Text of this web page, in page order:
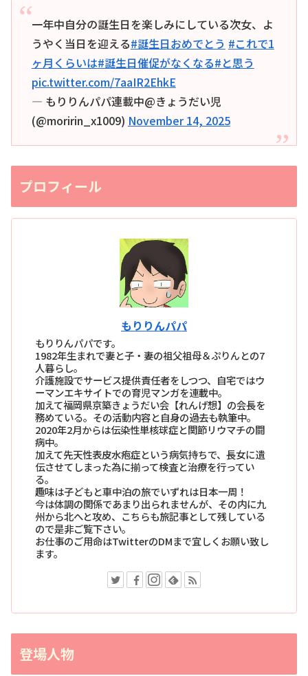
一年中自分の誕生日を楽しみにしている次女、よ
うやく当日を迎える#誕生日おめでとう #これで1
ヶ月くらいは#誕生日催促がなくなる#と思う
pic.twitter.com/7aaIR2EhkE
— もりりんパパ連載中@きょうだい児
(@moririn_x1009) November 14, 2025
プロフィール
もりりんパパ
もりりんパパです。
1982年生まれで妻と子・妻の祖父祖母＆ぷりんとの7
人暮らし。
介護施設でサービス提供責任者をしつつ、自宅ではウ
ーマンエキサイトでの育児マンガを連載中。
加えて福岡県京築きょうだい会【れんげ想】の会長を
務めている。その活動内容と自身の過去も執筆中。
2020年2月からは伝染性単核球症と関節リウマチの闘
病中。
加えて先天性表皮水疱症という病気持ちで、長女に遺
伝させてしまった為に揃って検査と治療を行ってい
る。
趣味は子どもと車中泊の旅でいずれは日本一周！
今は体調の関係であまり出られませんが、その内に九
州から北へと攻め、こちらも旅記事として残している
ので是非ご覧下さい。
お仕事のご用命はTwitterのDMまで宜しくお願い致し
ます。
登場人物